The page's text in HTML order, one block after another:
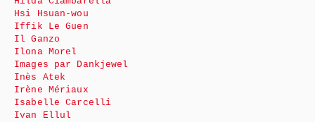
Hsi Hsuan-wou
Iffik Le Guen
Il Ganzo
Ilona Morel
Images par Dankjewel
Inès Atek
Irène Mériaux
Isabelle Carcelli
Ivan Ellul